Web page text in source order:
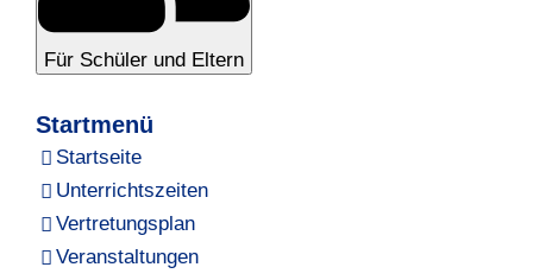
Für Schüler und Eltern
Startmenü
Startseite
Unterrichtszeiten
Vertretungsplan
Veranstaltungen